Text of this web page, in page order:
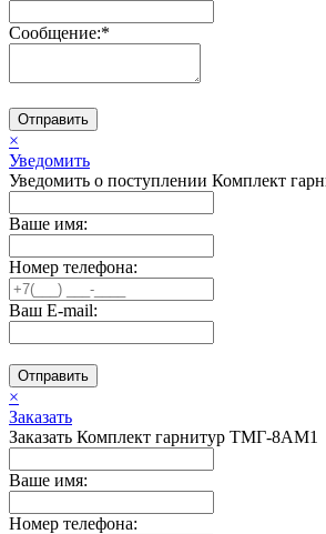
Сообщение:*
Отправить
×
Уведомить
Уведомить о поступлении Комплект
Ваше имя:
Номер телефона:
Ваш E-mail:
Отправить
×
Заказать
Заказать Комплект гарнитур ТМГ-8АМ1
Ваше имя:
Номер телефона: